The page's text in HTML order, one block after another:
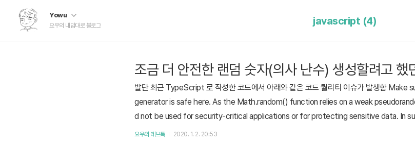
Yowu
요우의 내맘대로 블로그 javascript (4)
조금 더 안전한 랜덤 숫자(의사 난수) 생성할려고 했
발단 최근 TypeScript 로 작성한 코드에서 아래와 같은 코드 퀄리티 이슈가 발생함
generator is safe here. As the Math.random() function relies on a weak
d not be used for security-critical applications or for protecting sensitive data. In
eudorandom number generator (CSPRNG) should be used ..
요우의 데브톡 2020. 1. 2. 20:53